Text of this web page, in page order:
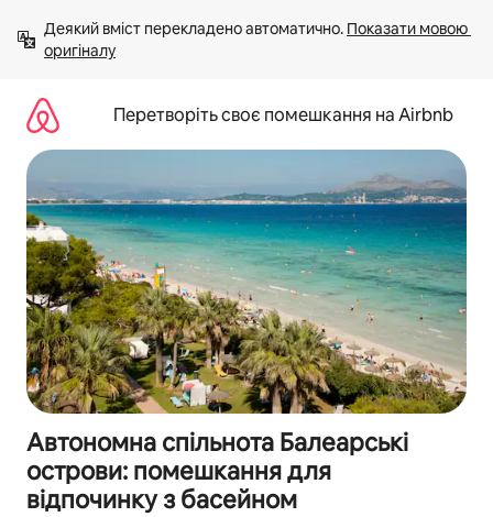
вмісту
Деякий вміст перекладено автоматично. Показати мовою
оригіналу
Перетворіть своє помешкання на Airbnb
Автономна спільнота Балеарські
острови: помешкання для
відпочинку з басейном